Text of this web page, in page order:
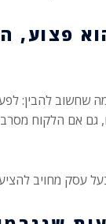
להבין:
אם הלקוח
עסק מחויב